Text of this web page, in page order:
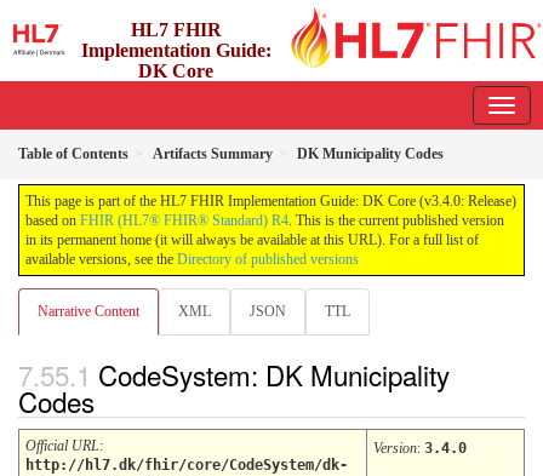
HL7 FHIR
Implementation Guide:
DK Core
Table of Contents Artifacts Summary DK Municipality Codes
This page is part of the HL7 FHIR Implementation Guide: DK Core (v3.4.0: Release)
based on FHIR (HL7® FHIR® Standard) R4. This is the current published version
in its permanent home (it will always be available at this URL). For a full list of
available versions, see the Directory of published versions
Narrative Content XML JSON TTL
CodeSystem: DK Municipality
Codes
Official URL:
http://hl7.dk/fhir/core/CodeSystem/dk-
Version: 3.4.0